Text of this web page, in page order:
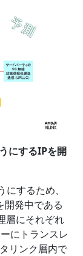
にするIPを開
するため、
開発中である
層にそれぞれ
にトランスレ
リンク層内で